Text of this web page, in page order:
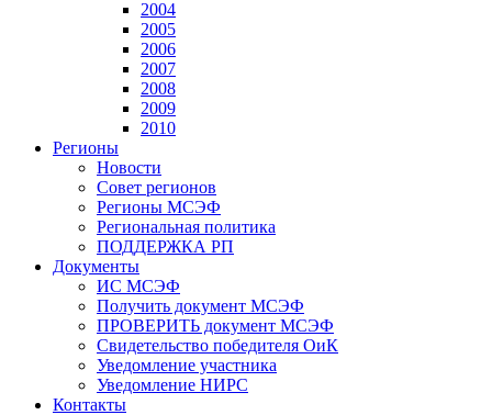
2004
2005
2006
2007
2008
2009
2010
Регионы
Новости
Совет регионов
Регионы МСЭФ
Региональная политика
ПОДДЕРЖКА РП
Документы
ИС МСЭФ
Получить документ МСЭФ
ПРОВЕРИТЬ документ МСЭФ
Свидетельство победителя ОиК
Уведомление участника
Уведомление НИРС
Контакты